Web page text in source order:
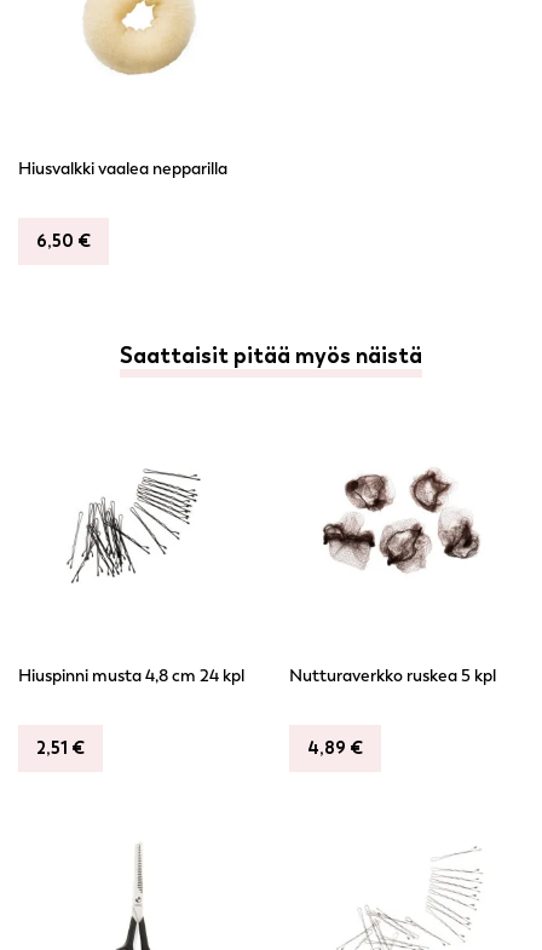
Hiusvalkki vaalea nepparilla
6,50 €
Saattaisit pitää myös näistä
Hiuspinni musta 4,8 cm 24 kpl
2,51 €
Nutturaverkko ruskea 5 kpl
4,89 €